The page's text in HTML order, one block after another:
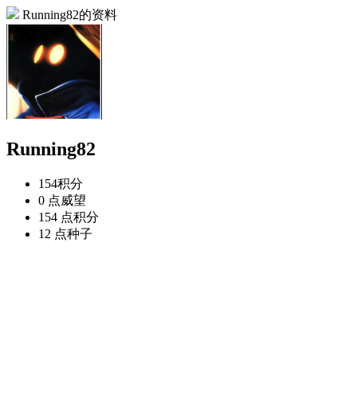
Running82的资料
Running82
154积分
0 点威望
154 点积分
12 点种子